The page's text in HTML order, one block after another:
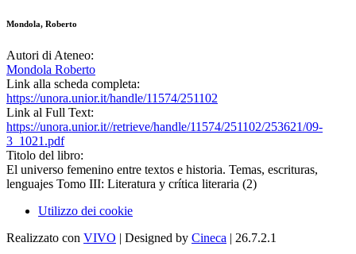
Mondola, Roberto
Autori di Ateneo:
Mondola Roberto
Link alla scheda completa:
https://unora.unior.it/handle/11574/251102
Link al Full Text:
https://unora.unior.it//retrieve/handle/11574/251102/253621/09-
3_1021.pdf
Titolo del libro:
El universo femenino entre textos e historia. Temas, escrituras,
lenguajes Tomo III: Literatura y crítica literaria (2)
Utilizzo dei cookie
Realizzato con VIVO | Designed by Cineca | 26.7.2.1